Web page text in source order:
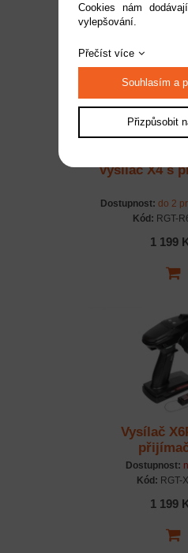
Vysílač X4 s
Dostupnost: do 2
Kód: RGT-
1 199
Vysílač
Dostupnost:
Kód: RGT-
1 199
Cookies nám
vylepšování.
Přečíst více
Souhlasím a
Přizpůsobit